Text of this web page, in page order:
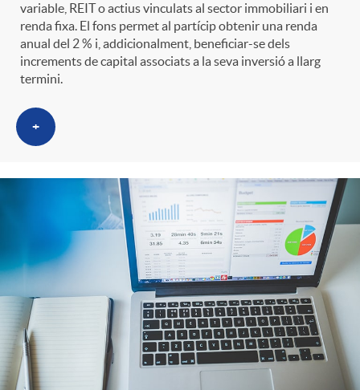
variable, REIT o actius vinculats al sector immobiliari i en
renda fixa. El fons permet al partícip obtenir una renda
anual del 2 % i, addicionalment, beneficiar-se dels
increments de capital associats a la seva inversió a llarg
termini.
+